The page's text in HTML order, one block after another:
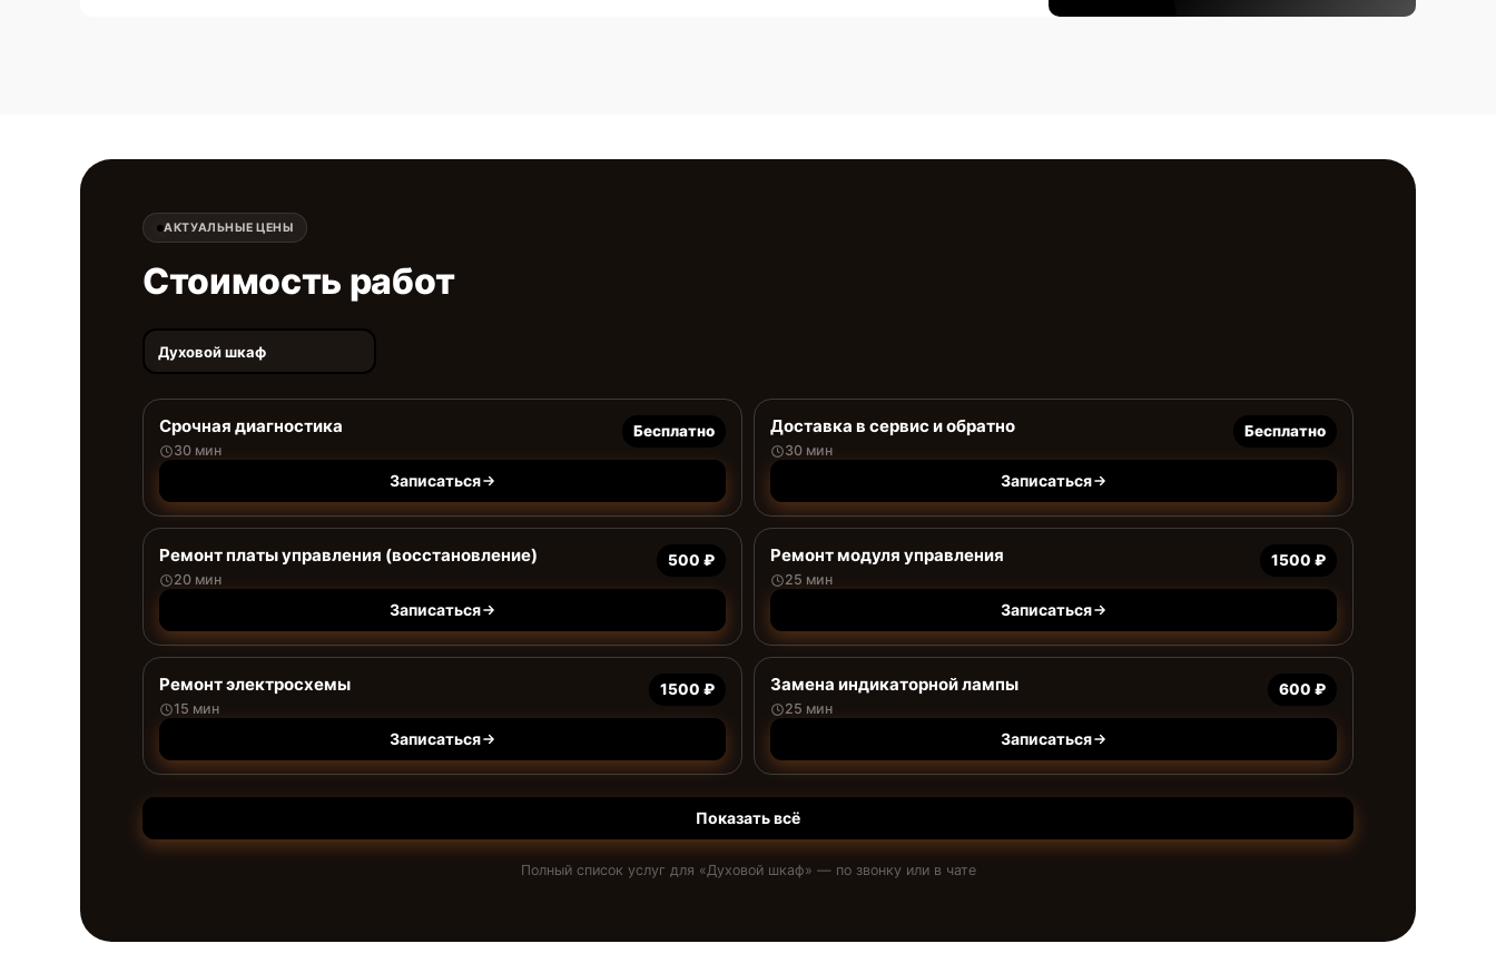
АКТУАЛЬНЫЕ ЦЕНЫ
Стоимость работ
Духовой шкаф
Срочная диагностика
30 мин
Бесплатно
Записаться
Доставка в сервис и обратно
30 мин
Бесплатно
Записаться
Ремонт платы управления (восстановление)
20 мин
500 ₽
Записаться
Ремонт модуля управления
25 мин
1500 ₽
Записаться
Ремонт электросхемы
15 мин
1500 ₽
Записаться
Замена индикаторной лампы
25 мин
600 ₽
Записаться
Показать всё
Полный список услуг для «Духовой шкаф» — по звонку или в чате